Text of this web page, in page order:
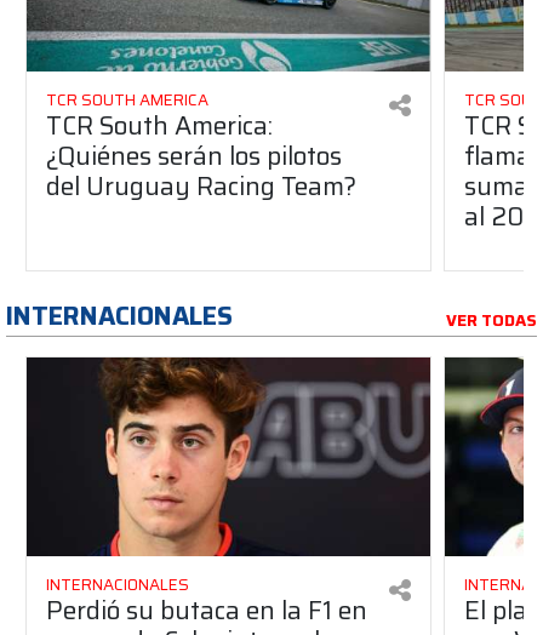
TCR SOUTH AMERICA
TCR South America:
¿Quiénes serán los pilotos
del Uruguay Racing Team?
TCR
TCR
suma
al
INTERNACIONALES VER TODAS
INTERNACIONALES
Perdió su butaca en la F1 en El